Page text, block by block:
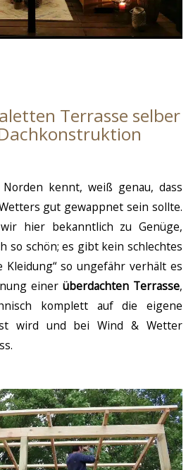
Terrasse selber
kennt, weiß genau, dass
gut gewappnet sein sollte.
hier bekanntlich zu Genüge,
so schön; es gibt kein schlechtes
Kleidung“ so ungefähr verhält es
einer überdachten Terrasse,
komplett auf die eigene
wird und bei Wind & Wetter